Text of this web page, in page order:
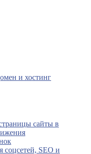
и хостинг
сайты в
соцсетей, SEO и